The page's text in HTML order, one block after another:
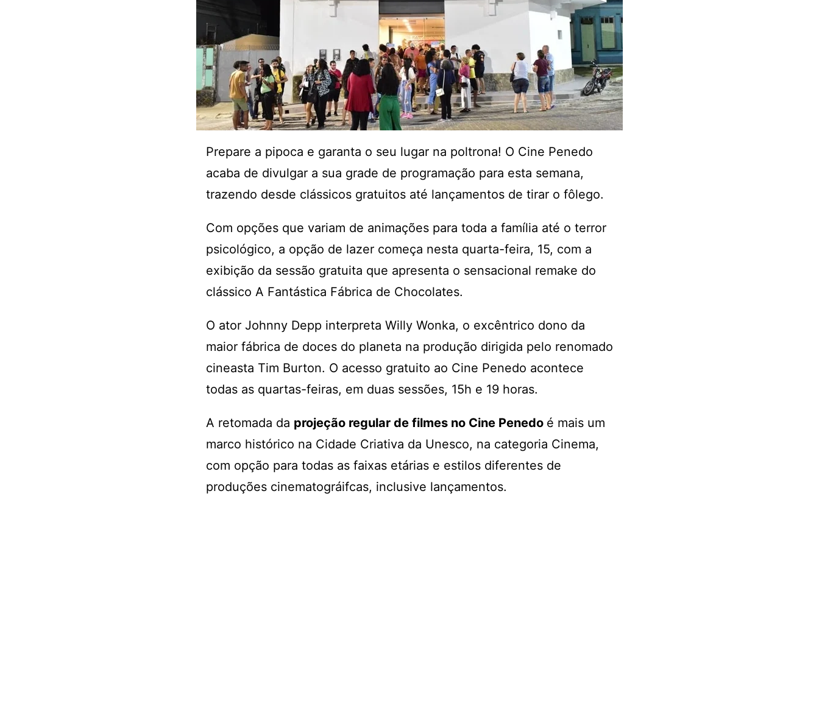
Prepare a pipoca e garanta o seu lugar na poltrona! O Cine Penedo
acaba de divulgar a sua grade de programação para esta semana,
trazendo desde clássicos gratuitos até lançamentos de tirar o fôlego.
Com opções que variam de animações para toda a família até o terror
psicológico, a opção de lazer começa nesta quarta-feira, 15, com a
exibição da sessão gratuita que apresenta o sensacional remake do
clássico A Fantástica Fábrica de Chocolates.
O ator Johnny Depp interpreta Willy Wonka, o excêntrico dono da
maior fábrica de doces do planeta na produção dirigida pelo renomado
cineasta Tim Burton. O acesso gratuito ao Cine Penedo acontece
todas as quartas-feiras, em duas sessões, 15h e 19 horas.
A retomada da projeção regular de filmes no Cine Penedo é mais um
marco histórico na Cidade Criativa da Unesco, na categoria Cinema,
com opção para todas as faixas etárias e estilos diferentes de
produções cinematográifcas, inclusive lançamentos.